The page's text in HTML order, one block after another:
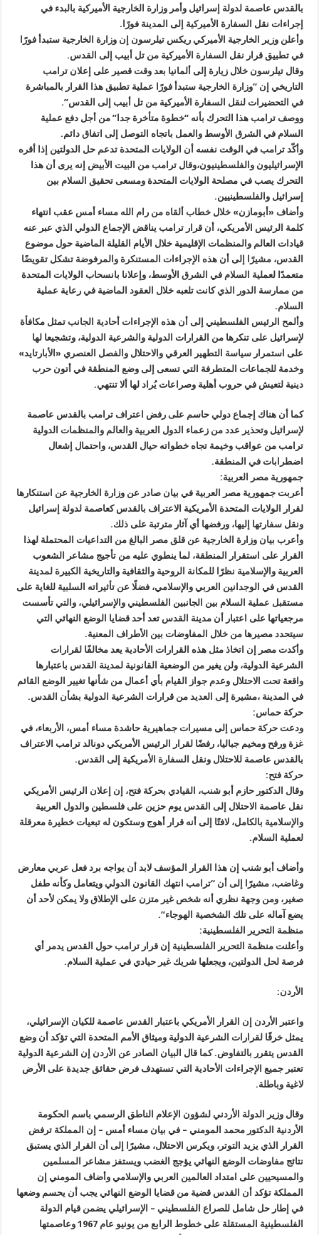
بالقدس عاصمة لدولة إسرائيل وأمر وزارة الخارجية الأميركية بالبدء في
إجراءات نقل السفارة الأميركية إلى المدينة فورًا.
وأعلن وزير الخارجية الأميركي ريكس تيلرسون إن وزارة الخارجية ستبدأ فورًا
في تطبيق قرار نقل السفارة الأميركية من تل أبيب إلى القدس.
وقال تيلرسون خلال زيارة إلى ألمانيا بعد وقت قصير على إعلان ترامب
التاريخي إن “وزارة الخارجية ستبدأ فورًا عملية تطبيق هذا القرار بالمباشرة
في التحضيرات لنقل السفارة الأميركية من تل أبيب إلى القدس”.
ووصف ترامب هذا التحرك بأنه “خطوة متأخرة جدا” من أجل دفع عملية
السلام في الشرق الأوسط والعمل باتجاه التوصل إلى اتفاق دائم.
وأكّد ترامب في الوقت نفسه أن الولايات المتحدة تدعم حل الدولتين إذا أقره
الإسرائيليون والفلسطينيون،وقال ترامب من البيت الأبيض إنه يرى أن هذا
التحرك يصب في مصلحة الولايات المتحدة ومسعى تحقيق السلام بين
إسرائيل والفلسطينيين.
وأضاف «أبومازن» خلال خطاب ألقاه من رام الله مساء أمس عقب انتهاء
كلمة الرئيس الأمريكي، أن قرار ترامب يناقض الإجماع الدولي الذي عبر عنه
قيادات العالم والمنظمات الإقليمية خلال الأيام القليلة الماضية حول موضوع
القدس، مشيرًا إلى أن هذه الإجراءات المستنكرة والمرفوضة تشكل تقويضًا
متعمدًا لعملية السلام في الشرق الأوسط، وإعلانا بانسحاب الولايات المتحدة
من ممارسة الدور الذي كانت تلعبه خلال العقود الماضية في رعاية عملية
السلام.
وألمح الرئيس الفلسطيني إلى أن هذه الإجراءات أحادية الجانب تمثل مكافأة
لإسرائيل على تنكرها من القرارات الدولية والشرعية الدولية، وتشجيعا لها
على استمرار سياسة التطهير العرقي والاحتلال والفصل العنصري «الأبارتايد»
وخدمة للجماعات المتطرفة التي تسعى إلى وضع المنطقة في أتون حرب
دينية لتعيش في حروب أهلية وصراعات يُراد لها ألا تنتهي.
كما أن هناك إجماع دولي حاسم على رفض اعتراف ترامب بالقدس عاصمة
لإسرائيل وتحذير عدد من زعماء الدول العربية والعالم والمنظمات الدولية
ترامب من عواقب وخيمة تجاه خطواته حيال القدس، واحتمال إشعال
اضطرابات في المنطقة.
جمهورية مصر العربية:
أعربت جمهورية مصر العربية في بيان صادر عن وزارة الخارجية عن استنكارها
لقرار الولايات المتحدة الأمريكية الاعتراف بالقدس كعاصمة لدولة إسرائيل
ونقل سفارتها إليها، ورفضها أي آثار مترتبة على ذلك.
وأعرب بيان وزارة الخارجية عن قلق مصر البالغ من التداعيات المحتملة لهذا
القرار على استقرار المنطقة، لما ينطوي عليه من تأجيج مشاعر الشعوب
العربية والإسلامية نظرًا للمكانة الروحية والثقافية والتاريخية الكبيرة لمدينة
القدس في الوجدانين العربي والإسلامي، فضلًا عن تأثيراته السلبية للغاية على
مستقبل عملية السلام بين الجانبين الفلسطيني والإسرائيلي، والتي تأسست
مرجعياتها على اعتبار أن مدينة القدس تعد أحد قضايا الوضع النهائي التي
سيتحدد مصيرها من خلال المفاوضات بين الأطراف المعنية.
وأكدت مصر إن اتخاذ مثل هذه القرارات الأحادية يعد مخالفًا لقرارات
الشرعية الدولية، ولن يغير من الوضعية القانونية لمدينة القدس باعتبارها
واقعة تحت الاحتلال وعدم جواز القيام بأي أعمال من شأنها تغيير الوضع القائم
في المدينة ،مشيرة إلى العديد من قرارات الشرعية الدولية بشأن القدس.
حركة حماس:
ودعت حركة حماس إلى مسيرات جماهيرية حاشدة مساء أمس، الأربعاء، في
غزة ورفح ومخيم جباليا، رفضًا لقرار الرئيس الأمريكي دونالد ترامب الاعتراف
بالقدس عاصمة للاحتلال ونقل السفارة الأمريكية إلى القدس.
حركة فتح:
وقال الدكتور حازم أبو شنب، القيادي بحركة فتح، إن إعلان الرئيس الأمريكي
نقل عاصمة الاحتلال إلى القدس يوم حزين على فلسطين والدول العربية
والإسلامية بالكامل، لافتًا إلى أنه قرار أهوج وستكون له تبعيات خطيرة معرقلة
لعملية السلام.
وأضاف أبو شنب إن هذا القرار المؤسف لابد أن يواجه برد فعل عربي معارض
وغاضب، مشيرًا إلى أن “ترامب انتهك القانون الدولي ويتعامل وكأنه طفل
صغير، ومن وجهة نظري أنه شخص غير متزن على الإطلاق ولا يمكن لأحد أن
يضع آماله على تلك الشخصية الهوجاء”.
منظمة التحرير الفلسطينية:
وأعلنت منظمة التحرير الفلسطينية إن قرار ترامب حول القدس يدمر أي
فرصة لحل الدولتين، ويجعلها شريك غير حيادي في عملية السلام.
الأردن:
واعتبر الأردن إن القرار الأمريكي باعتبار القدس عاصمة للكيان الإسرائيلي،
يمثل خرقًا لقرارات الشرعية الدولية وميثاق الأمم المتحدة التي تؤكد أن وضع
القدس يتقرر بالتفاوض. كما قال البيان الصادر عن الأردن إن الشرعية الدولية
تعتبر جميع الإجراءات الأحادية التي تستهدف فرض حقائق جديدة على الأرض
لاغية وباطلة.
وقال وزير الدولة الأردني لشؤون الإعلام الناطق الرسمي باسم الحكومة
الأردنية الدكتور محمد المومني – في بيان مساء أمس – إن المملكة ترفض
القرار الذي يزيد التوتر، ويكرس الاحتلال، مشيرًا إلى أن القرار الذي يستبق
نتائج مفاوضات الوضع النهائي يؤجج الغضب ويستفز مشاعر المسلمين
والمسيحيين على امتداد العالمين العربي والإسلامي وأضاف المومني إن
المملكة تؤكد أن القدس قضية من قضايا الوضع النهائي يجب أن يحسم وضعها
في إطار حل شامل للصراع الفلسطيني – الإسرائيلي يضمن قيام الدولة
الفلسطينية المستقلة على خطوط الرابع من يونيو عام 1967 وعاصمتها